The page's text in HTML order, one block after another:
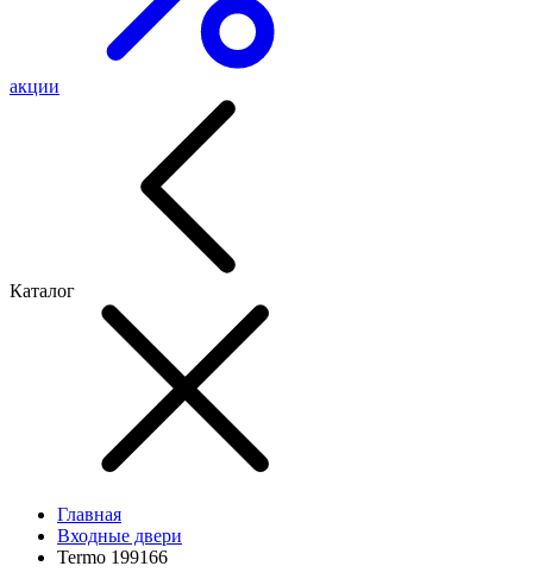
акции
Каталог
Главная
Входные двери
Termo 199166